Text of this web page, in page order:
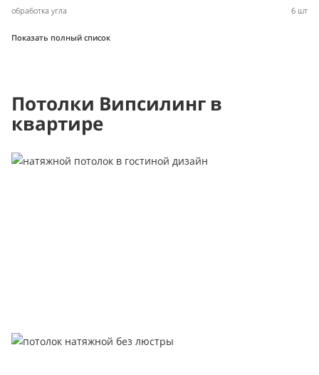
обработка угла 6 шт
Показать полный список
Потолки Випсилинг в
квартире